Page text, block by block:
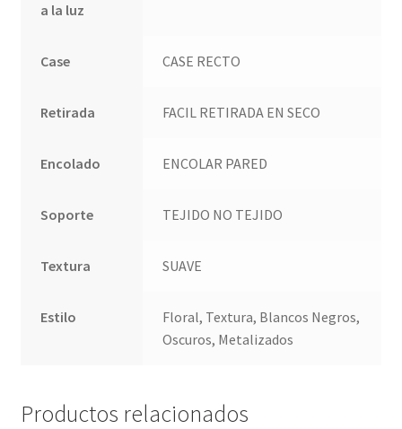
a la luz
Case CASE RECTO
Retirada FACIL RETIRADA EN SECO
Encolado ENCOLAR PARED
Soporte TEJIDO NO TEJIDO
Textura SUAVE
Estilo
Floral, Textura, Blancos Negros,
Oscuros, Metalizados
Productos relacionados